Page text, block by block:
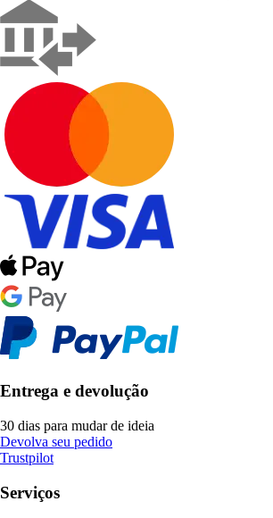
Entrega e devolução
30 dias para mudar de ideia
Devolva seu pedido
Trustpilot
Serviços